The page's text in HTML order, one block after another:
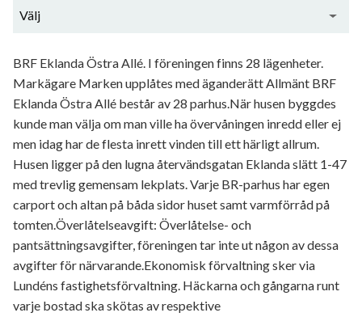
Välj
BRF Eklanda Östra Allé. I föreningen finns 28 lägenheter.
Markägare Marken upplåtes med äganderätt Allmänt BRF
Eklanda Östra Allé består av 28 parhus.När husen byggdes
kunde man välja om man ville ha övervåningen inredd eller ej
men idag har de flesta inrett vinden till ett härligt allrum.
Husen ligger på den lugna återvändsgatan Eklanda slätt 1-47
med trevlig gemensam lekplats. Varje BR-parhus har egen
carport och altan på båda sidor huset samt varmförråd på
tomten.Överlåtelseavgift: Överlåtelse- och
pantsättningsavgifter, föreningen tar inte ut någon av dessa
avgifter för närvarande.Ekonomisk förvaltning sker via
Lundéns fastighetsförvaltning. Häckarna och gångarna runt
varje bostad ska skötas av respektive